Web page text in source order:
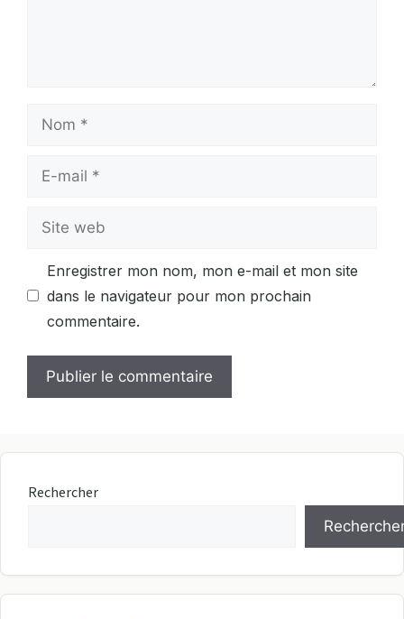
Nom
Site
Enregistrer mon nom, mon e-mail et mon site
dans le navigateur pour mon prochain
commentaire.
Rechercher